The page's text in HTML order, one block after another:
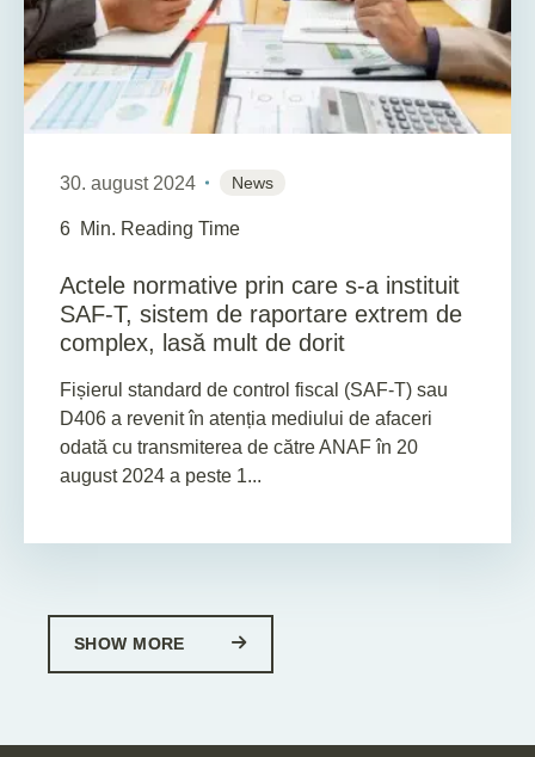
30. august 2024 News
6 Min. Reading Time
Actele normative prin care s-a instituit
SAF-T, sistem de raportare extrem de
complex, lasă mult de dorit
Fișierul standard de control fiscal (SAF-T) sau
D406 a revenit în atenția mediului de afaceri
odată cu transmiterea de către ANAF în 20
august 2024 a peste 1...
SHOW MORE